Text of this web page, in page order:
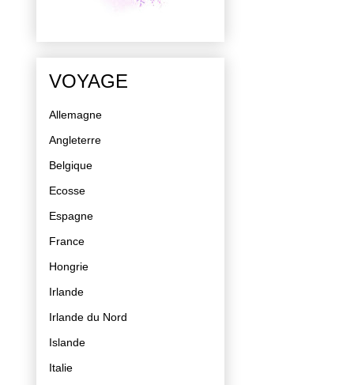
VOYAGE
Allemagne
Angleterre
Belgique
Ecosse
Espagne
France
Hongrie
Irlande
Irlande du Nord
Islande
Italie